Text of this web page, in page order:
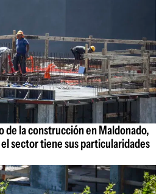
de la construcción en Maldonado,
sector tiene sus particularidades